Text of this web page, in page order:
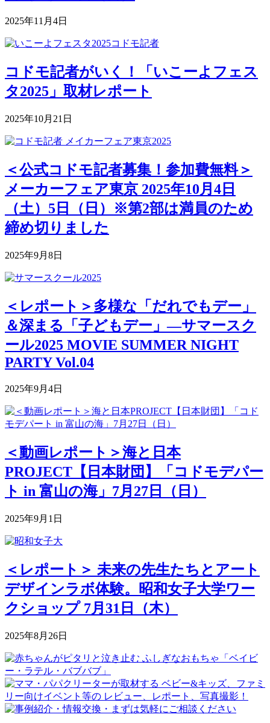
2025年11月4日
コドモ記者がいく！「いこーよフェス
タ2025」取材レポート
2025年10月21日
＜公式コドモ記者募集！参加費無料＞
メーカーフェア東京 2025年10月4日
（土）5日（日）※第2部は満員のため
締め切りました
2025年9月8日
＜レポート＞多様な「だれでもデー」
＆深まる「子どもデー」―サマースク
ール2025 MOVIE SUMMER NIGHT
PARTY Vol.04
2025年9月4日
＜動画レポート＞海と日本
PROJECT【日本財団】「コドモデパー
ト in 富山の海」7月27日（日）
2025年9月1日
＜レポート＞ 未来の先生たちとアート
デザインラボ体験。昭和女子大学ワー
クショップ 7月31日（木）
2025年8月26日